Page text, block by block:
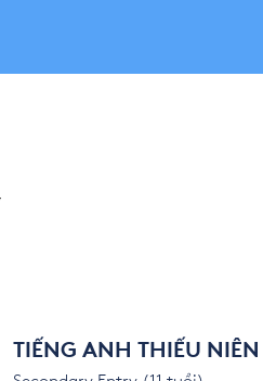
TIẾNG ANH THIẾU NIÊN